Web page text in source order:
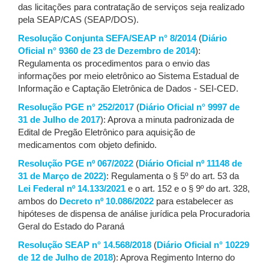
das licitações para contratação de serviços seja realizado
pela SEAP/CAS (SEAP/DOS).
Resolução Conjunta SEFA/SEAP n° 8/2014 (Diário
Oficial n° 9360 de 23 de Dezembro de 2014):
Regulamenta os procedimentos para o envio das
informações por meio eletrônico ao Sistema Estadual de
Informação e Captação Eletrônica de Dados - SEI-CED.
Resolução PGE n° 252/2017 (Diário Oficial n° 9997 de
31 de Julho de 2017): Aprova a minuta padronizada de
Edital de Pregão Eletrônico para aquisição de
medicamentos com objeto definido.
Resolução PGE nº 067/2022 (Diário Oficial nº 11148 de
31 de Março de 2022): Regulamenta o § 5º do art. 53 da
Lei Federal nº 14.133/2021 e o art. 152 e o § 9º do art. 328,
ambos do Decreto nº 10.086/2022 para estabelecer as
hipóteses de dispensa de análise jurídica pela Procuradoria
Geral do Estado do Paraná
Resolução SEAP n° 14.568/2018 (Diário Oficial n° 10229
de 12 de Julho de 2018): Aprova Regimento Interno do